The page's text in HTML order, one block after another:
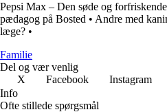
Pepsi Max – Den søde og
pædagog på Bosted • Andre med
læge? •
Familie
Del og vær venlig
X
Facebook Instagram
Info
Ofte stillede spørgsmål